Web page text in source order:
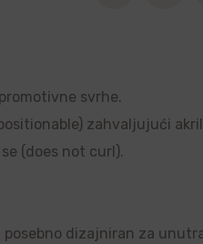
svrhe.
zahvaljujući
(does not curl).
dizajniran za